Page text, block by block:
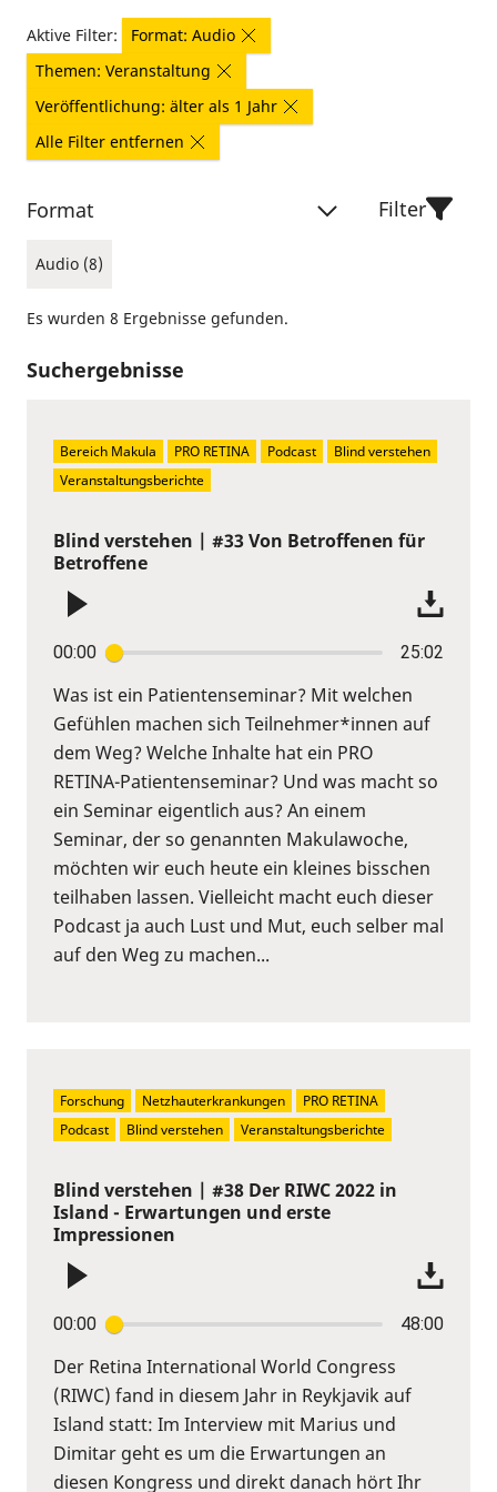
Aktive Filter:
Format: Audio
Themen: Veranstaltung
Veröffentlichung: älter als 1 Jahr
Alle Filter entfernen
Format
Audio (8)
Filter
Es wurden 8 Ergebnisse gefunden.
Suchergebnisse
Blind verstehen | #33 Von Betroffenen für
Betroffene
00:00 25:02
Was ist ein Patientenseminar? Mit welchen
Gefühlen machen sich Teilnehmer*innen auf
dem Weg? Welche Inhalte hat ein PRO
RETINA-Patientenseminar? Und was macht so
ein Seminar eigentlich aus? An einem
Seminar, der so genannten Makulawoche,
möchten wir euch heute ein kleines bisschen
teilhaben lassen. Vielleicht macht euch dieser
Podcast ja auch Lust und Mut, euch selber mal
auf den Weg zu machen...
Bereich Makula PRO RETINA Podcast
Blind verstehen
Veranstaltungsberichte
Blind verstehen | #38 Der RIWC 2022 in
Island - Erwartungen und erste
Impressionen
00:00 48:00
Der Retina International World Congress
(RIWC) fand in diesem Jahr in Reykjavik auf
Island statt: Im Interview mit Marius und
Dimitar geht es um die Erwartungen an
diesen Kongress und direkt danach hört Ihr
Forschung Netzhauterkrankungen
PRO RETINA
Podcast
Blind verstehen Veranstaltungsberichte